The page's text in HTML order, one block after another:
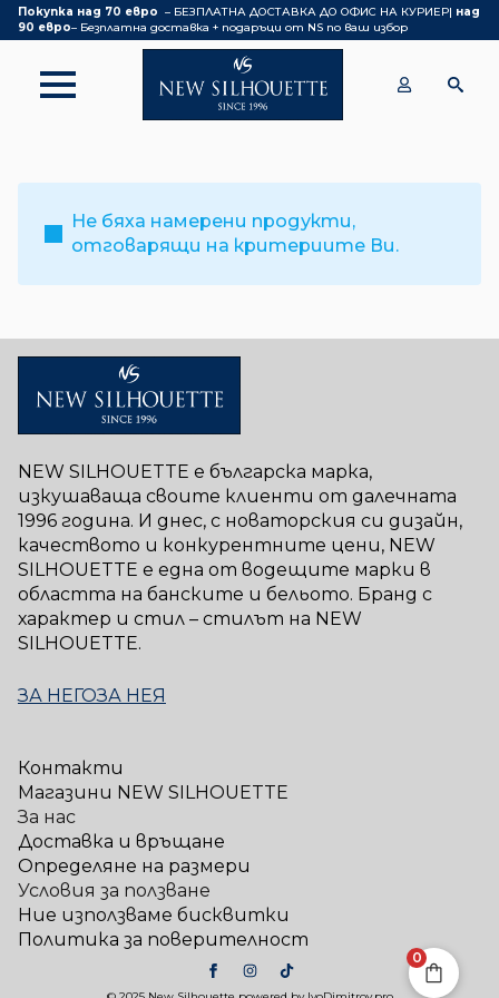
Покупка над 70 евро – БЕЗПЛАТНА ДОСТАВКА ДО ОФИС НА КУРИЕР| над
90 евро– Безплатна доставка + подаръци от NS по ваш избор
Не бяха намерени продукти,
отговарящи на критериите Ви.
NEW SILHOUETTE е българска марка,
изкушаваща своите клиенти от далечната
1996 година. И днес, с новаторския си дизайн,
качеството и конкурентните цени, NEW
SILHOUETTE е една от водещите марки в
областта на банските и бельото. Бранд с
характер и стил – стилът на NEW
SILHOUETTE.
ЗА НЕГОЗА НЕЯ
Контакти
Магазини NEW SILHOUETTE
За нас
Доставка и връщане
Определяне на размери
Условия за ползване
Ние използваме бисквитки
Политика за поверителност
0